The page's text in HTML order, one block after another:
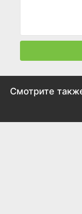
Смотрите